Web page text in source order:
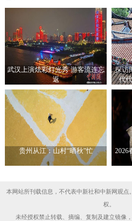
武汉上演炫彩灯光秀 游客流连忘
返
探访
代
贵州从江：山村“晒秋”忙
2026
本网站所刊载信息，不代表中新社和中新网观点
权。
未经授权禁止转载、摘编、复制及建立镜像